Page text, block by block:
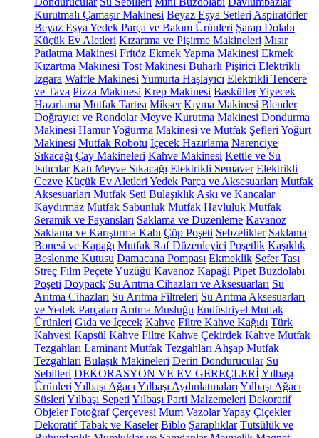
Kurutmalı Çamaşır Makinesi Beyaz Eşya Setleri Aspiratörler
Beyaz Eşya Yedek Parça ve Bakım Ürünleri Şarap Dolabı
Küçük Ev Aletleri Kızartma ve Pişirme Makineleri Mısır
Patlatma Makinesi Fritöz Ekmek Yapma Makinesi Ekmek
Kızartma Makinesi Tost Makinesi Buharlı Pişirici Elektrikli
Izgara Waffle Makinesi Yumurta Haşlayıcı Elektrikli Tencere
ve Tava Pizza Makinesi Krep Makinesi BasküllerYiyecek
Hazırlama Mutfak Tartısı Mikser Kıyma Makinesi Blender
Doğrayıcı ve Rondolar Meyve Kurutma Makinesi Dondurma
Makinesi Hamur Yoğurma Makinesi ve Mutfak Şefleri Yoğurt
Makinesi Mutfak Robotu İçecek Hazırlama Narenciye
Sıkacağı Çay Makineleri Kahve Makinesi Kettle ve Su
Isıtıcılar Katı Meyve Sıkacağı Elektrikli Semaver Elektrikli
Cezve Küçük Ev Aletleri Yedek Parça ve Aksesuarları Mutfak
Aksesuarları Mutfak Seti Bulaşıklık Askı ve Kancalar
Kaydırmaz Mutfak Sabunluk Mutfak Havluluk Mutfak
Seramik ve Fayansları Saklama ve Düzenleme Kavanoz
Saklama ve Karıştırma Kabı Çöp Poşeti Sebzelikler Saklama
Bonesi ve Kapağı Mutfak Raf Düzenleyici Poşetlik Kaşıklık
Beslenme Kutusu Damacana Pompası Ekmeklik Sefer Tası
Streç Film Peçete Yüzüğü Kavanoz Kapağı Pipet Buzdolabı
Poşeti Doypack Su Arıtma Cihazları ve Aksesuarları Su
Arıtma Cihazları Su Arıtma Filtreleri Su Arıtma Aksesuarları
ve Yedek Parçaları Arıtma Musluğu Endüstriyel Mutfak
Ürünleri Gıda ve İçecek Kahve Filtre Kahve Kağıdı Türk
Kahvesi Kapsül Kahve Filtre Kahve Çekirdek Kahve Mutfak
Tezgahları Laminant Mutfak Tezgahları Ahşap Mutfak
Tezgahları Bulaşık Makineleri Derin Dondurucular Su
Sebilleri DEKORASYON VE EV GEREÇLERİYılbaşı
Ürünleri Yılbaşı Ağacı Yılbaşı Aydınlatmaları Yılbaşı Ağacı
Süsleri Yılbaşı Sepeti Yılbaşı Parti Malzemeleri Dekoratif
Objeler Fotoğraf Çerçevesi Mum VazolarYapay Çiçekler
Dekoratif Tabak ve Kaseler Biblo Şaraplıklar Tütsülük ve